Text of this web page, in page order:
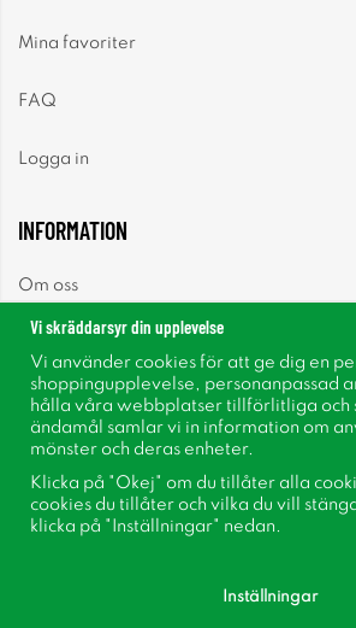
Mina favoriter
FAQ
Logga in
INFORMATION
Om oss
Nyhetsbrev
Om cookies
Inspiration
Vi skräddarsyr din upplevelse
Vi använder cookies för att ge dig en
shoppingupplevelse, personanpassad
hålla våra webbplatser tillförlitliga och
ändamål samlar vi in information om
mönster och deras enheter.
Klicka på "Okej" om du tillåter alla
cookies du tillåter och vilka du vill
klicka på "Inställningar" nedan.
Inställningar